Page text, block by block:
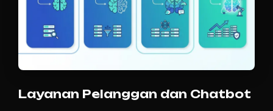
Layanan Pelanggan dan Chatbot